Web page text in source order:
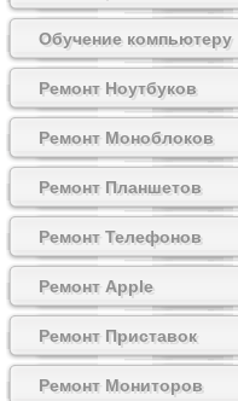
Обучение компьютеру
Ремонт Ноутбуков
Ремонт Моноблоков
Ремонт Планшетов
Ремонт Телефонов
Ремонт Apple
Ремонт Приставок
Ремонт Мониторов